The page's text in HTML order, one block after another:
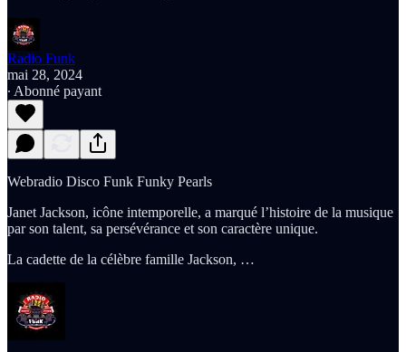
Radio Funk
mai 28, 2024
∙ Abonné payant
Webradio Disco Funk Funky Pearls
Janet Jackson, icône intemporelle, a marqué l’histoire de la musique
par son talent, sa persévérance et son caractère unique.
La cadette de la célèbre famille Jackson, …